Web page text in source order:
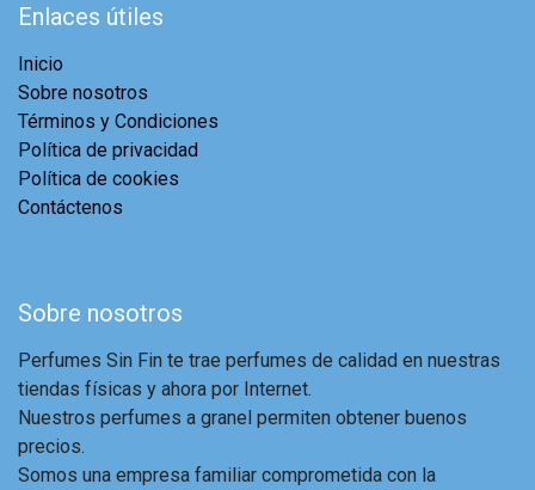
Enlaces útiles
Inicio
Sobre nosotros
Términos y Condiciones
Política de privacidad
Política de cookies
Contáctenos
Sobre nosotros
Perfumes Sin Fin te trae perfumes de calidad en nuestras
tiendas físicas y ahora por Internet.
Nuestros perfumes a granel permiten obtener buenos
precios.
Somos una empresa familiar comprometida con la